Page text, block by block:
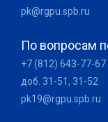
pk@rgpu.spb.ru
По вопросам
+7 (812) 643-77-67
доб. 31-51, 31-52
pk19@rgpu.spb.ru